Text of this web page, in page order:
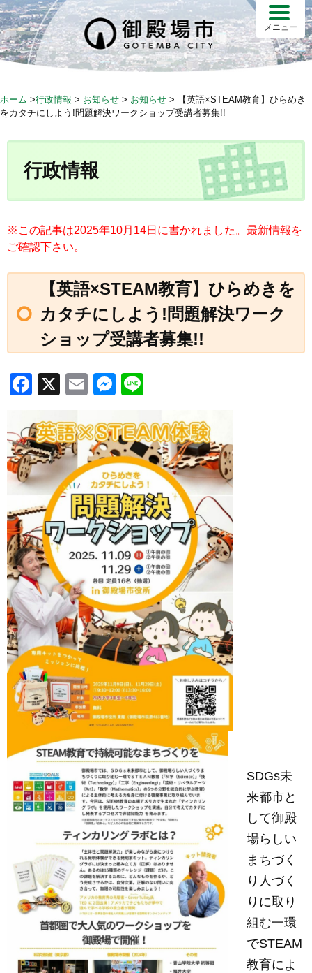
S
k
i
p
c
メニュー
ホーム >行政情報 > お知らせ > お知らせ >
【英語×STEAM教育】ひらめき
をカタチにしよう!問題解決ワークショップ受講者募集!!
行政情報
※この記事は2025年10月14日に書かれました。最新情報を
ご確認下さい。
【英語×STEAM教育】ひらめきを
カタチにしよう!問題解決ワーク
ショップ受講者募集!!
F
c
e
b
o
o
k
X
E
ail
M
ss
e
n
g
er
e
SDGs未
来都市と
して御殿
場らしい
まちづく
り人づく
りに取り
組む一環
でSTEAM
教育によ